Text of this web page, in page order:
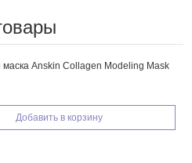
маска Anskin Collagen Modeling Mask
Добавить в корзину